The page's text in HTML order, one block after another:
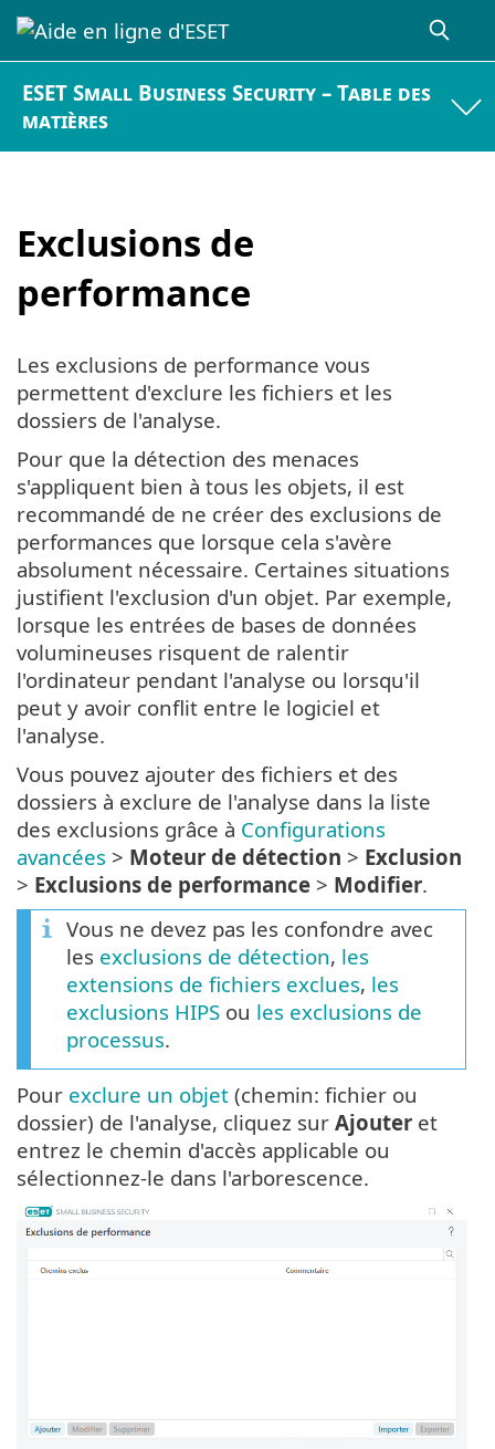
ESET Small Business Security – Table des
matières
Exclusions de
performance
Les exclusions de performance vous
permettent d'exclure les fichiers et les
dossiers de l'analyse.
Pour que la détection des menaces
s'appliquent bien à tous les objets, il est
recommandé de ne créer des exclusions de
performances que lorsque cela s'avère
absolument nécessaire. Certaines situations
justifient l'exclusion d'un objet. Par exemple,
lorsque les entrées de bases de données
volumineuses risquent de ralentir
l'ordinateur pendant l'analyse ou lorsqu'il
peut y avoir conflit entre le logiciel et
l'analyse.
Vous pouvez ajouter des fichiers et des
dossiers à exclure de l'analyse dans la liste
des exclusions grâce à Configurations
avancées > Moteur de détection > Exclusion
> Exclusions de performance > Modifier.
Vous ne devez pas les confondre avec
les exclusions de détection, les
extensions de fichiers exclues, les
exclusions HIPS ou les exclusions de
processus.
Pour exclure un objet (chemin: fichier ou
dossier) de l'analyse, cliquez sur Ajouter et
entrez le chemin d'accès applicable ou
sélectionnez-le dans l'arborescence.